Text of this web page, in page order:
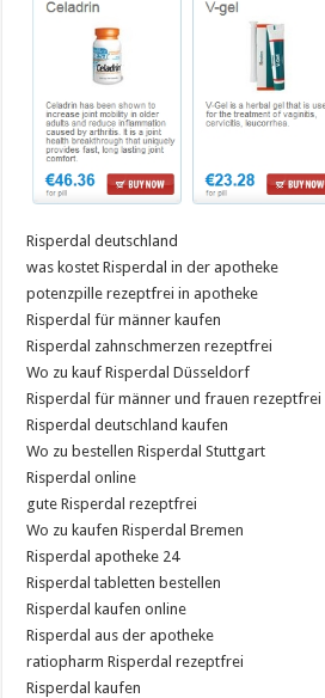
Risperdal deutschland
was kostet Risperdal in der apotheke
potenzpille rezeptfrei in apotheke
Risperdal für männer kaufen
Risperdal zahnschmerzen rezeptfrei
Wo zu kauf Risperdal Düsseldorf
Risperdal für männer und frauen rezeptfrei
Risperdal deutschland kaufen
Wo zu bestellen Risperdal Stuttgart
Risperdal online
gute Risperdal rezeptfrei
Wo zu kaufen Risperdal Bremen
Risperdal apotheke 24
Risperdal tabletten bestellen
Risperdal kaufen online
Risperdal aus der apotheke
ratiopharm Risperdal rezeptfrei
Risperdal kaufen